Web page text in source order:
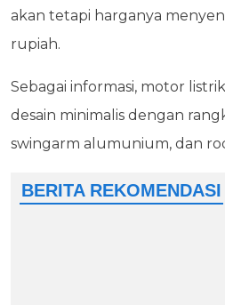
akan tetapi harganya
rupiah.
Sebagai informasi, motor
desain minimalis dengan
swingarm alumunium, dan